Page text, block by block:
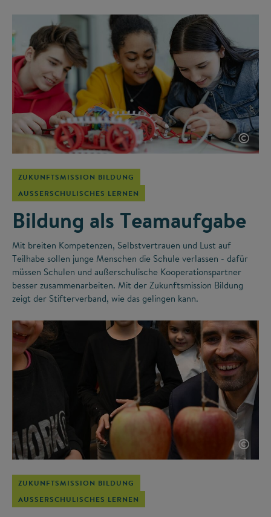
©
ZUKUNFTSMISSION BILDUNG
AUSSERSCHULISCHES LERNEN
Bildung als Teamaufgabe
Mit breiten Kompetenzen, Selbstvertrauen und Lust auf
Teilhabe sollen junge Menschen die Schule verlassen - dafür
müssen Schulen und außerschulische Kooperationspartner
besser zusammenarbeiten. Mit der Zukunftsmission Bildung
zeigt der Stifterverband, wie das gelingen kann.
©
ZUKUNFTSMISSION BILDUNG
AUSSERSCHULISCHES LERNEN